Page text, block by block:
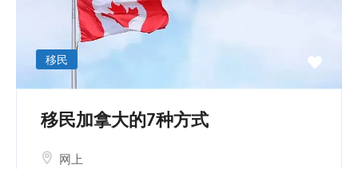
移民
移民加拿大的7种方式
网上